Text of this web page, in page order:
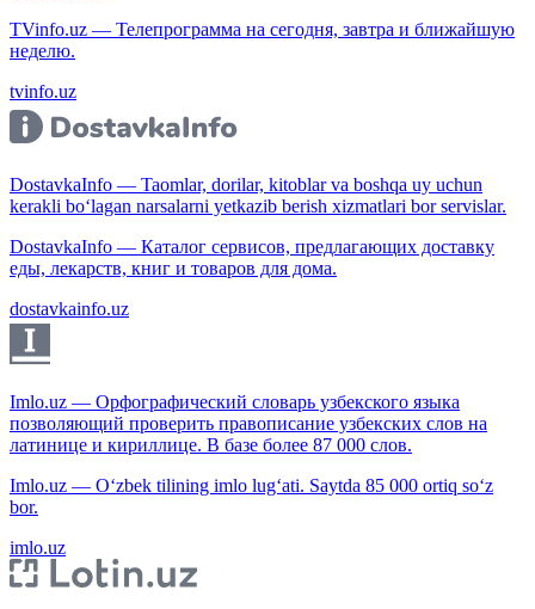
TVinfo.uz — Телепрограмма на сегодня, завтра и ближайшую
неделю.
tvinfo.uz
DostavkaInfo — Taomlar, dorilar, kitoblar va boshqa uy uchun
kerakli bo‘lagan narsalarni yetkazib berish xizmatlari bor servislar.
DostavkaInfo — Каталог сервисов, предлагающих доставку
еды, лекарств, книг и товаров для дома.
dostavkainfo.uz
Imlo.uz — Орфографический словарь узбекского языка
позволяющий проверить правописание узбекских слов на
латинице и кириллице. В базе более 87 000 слов.
Imlo.uz — O‘zbek tilining imlo lug‘ati. Saytda 85 000 ortiq so‘z
bor.
imlo.uz